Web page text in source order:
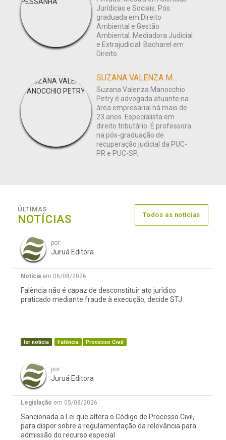
Jurídicas e Sociais. Pós
graduada em Direito
Ambiental e Gestão
Ambiental. Mediadora Judicial
e Extrajudicial. Bacharel em
Direito.
SUZANA VALENZA MANOCCHIO PETRY
Suzana Valenza Manocchio
Petry é advogada atuante na
área empresarial há mais de
23 anos. Especialista em
direito tributário. É professora
na pós-graduação de
recuperação judicial da PUC-
PR e PUC-SP.
ÚLTIMAS
NOTÍCIAS Todos as noticias
por:
Juruá Editora
Notícia em 06/08/2026
Falência não é capaz de desconstituir ato jurídico
praticado mediante fraude à execução, decide STJ
ler notícia Falência Processo Civil
por:
Juruá Editora
Legislação em 05/08/2026
Sancionada a Lei que altera o Código de Processo Civil,
para dispor sobre a regulamentação da relevância para
admissão do recurso especial